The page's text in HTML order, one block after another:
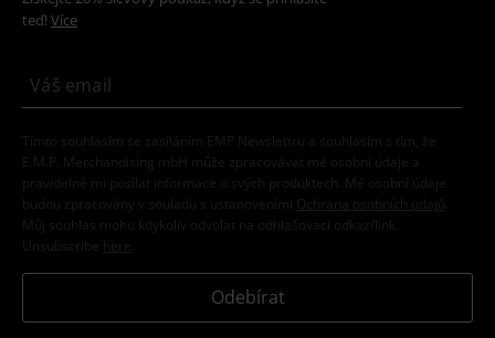
teď! Více
Tímto souhlasím se zasíláním EMP Newslettru a souhlasím s tím, že
E.M.P. Merchandising mbH může zpracovávat mé osobní údaje a
pravidelně mi posílat informace o svých produktech. Mé osobní údaje
budou zpracovány v souladu s ustanoveními
Ochrana osobních údajů
Můj souhlas mohu kdykoliv odvolat na odhlašovací odkaz/link.
Unsubscribe here
Odebírat